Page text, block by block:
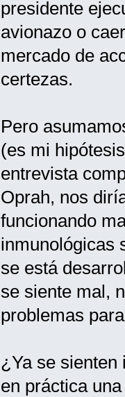
presidente
avionazo o
mercado de
certezas.
Pero
(es mi
entrevista
Oprah, nos
funcionando
inmunológicas
se está
se siente mal,
problemas
¿Ya se sienten
en práctica